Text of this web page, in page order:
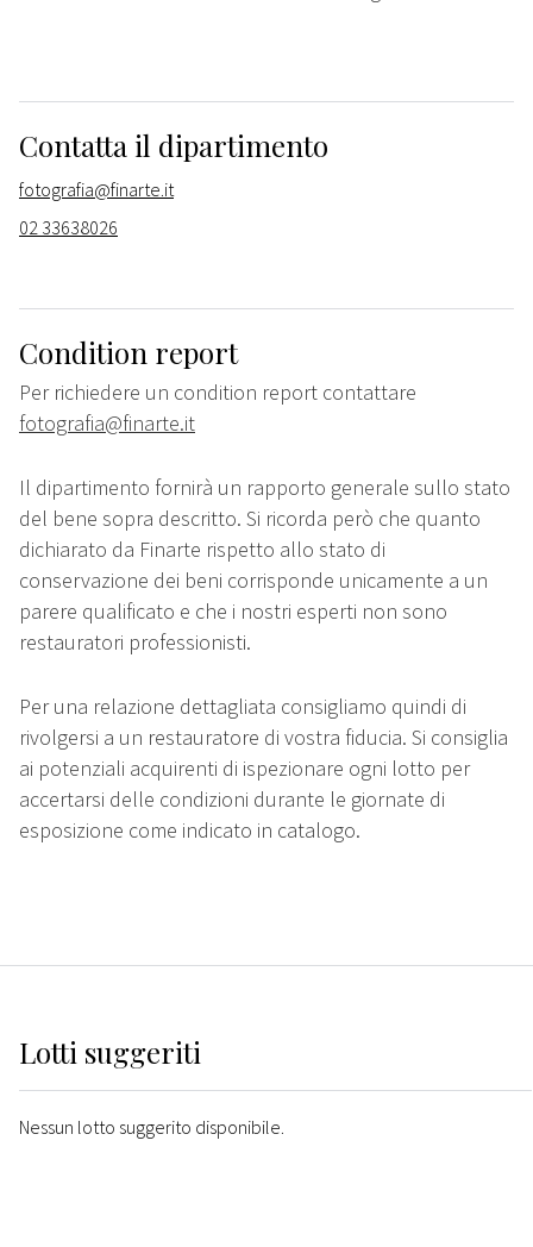
Contatta il dipartimento
fotografia@finarte.it
02 33638026
Condition report
Per richiedere un condition report contattare
fotografia@finarte.it
Il dipartimento fornirà un rapporto generale sullo stato
del bene sopra descritto. Si ricorda però che quanto
dichiarato da Finarte rispetto allo stato di
conservazione dei beni corrisponde unicamente a un
parere qualificato e che i nostri esperti non sono
restauratori professionisti.
Per una relazione dettagliata consigliamo quindi di
rivolgersi a un restauratore di vostra fiducia. Si consiglia
ai potenziali acquirenti di ispezionare ogni lotto per
accertarsi delle condizioni durante le giornate di
esposizione come indicato in catalogo.
Lotti suggeriti
Nessun lotto suggerito disponibile.